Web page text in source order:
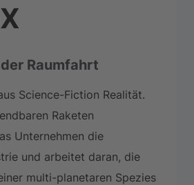
Raumfahrt
Science-Fiction Realität.
Raketen
Unternehmen die
und arbeitet daran, die
multi-planetaren Spezies